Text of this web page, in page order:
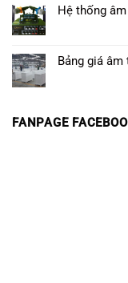
Hệ thống
Bảng giá âm
FANPAGE